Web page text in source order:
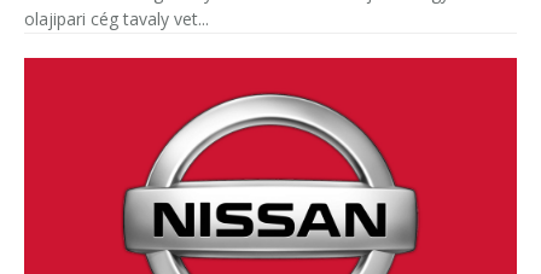
olajipari cég tavaly vet...